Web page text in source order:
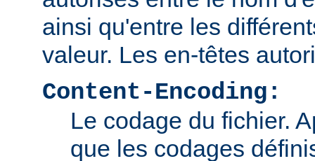
ainsi qu'entre les
valeur. Les en-têtes
Content-Encoding:
Le codage du fichier.
que les codages